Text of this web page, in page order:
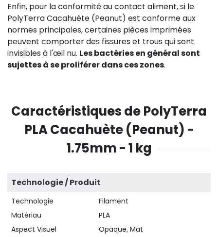
Enfin, pour la conformité au contact aliment, si le
PolyTerra Cacahuète (Peanut) est conforme aux
normes principales, certaines pièces imprimées
peuvent comporter des fissures et trous qui sont
invisibles à l'œil nu. Les bactéries en général sont
sujettes à se proliférer dans ces zones.
Caractéristiques de PolyTerra
PLA Cacahuète (Peanut) -
1.75mm - 1 kg
Technologie / Produit
Technologie
Filament
Matériau
PLA
Aspect Visuel
Opaque, Mat